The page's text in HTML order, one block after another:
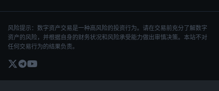
风险提示：数字资产交易是一种高风险的投资行为。请在交易前充分了解数字
资产的风险，并根据自身的财务状况和风险承受能力做出审慎决策。本站不对
任何交易行为的结果负责。